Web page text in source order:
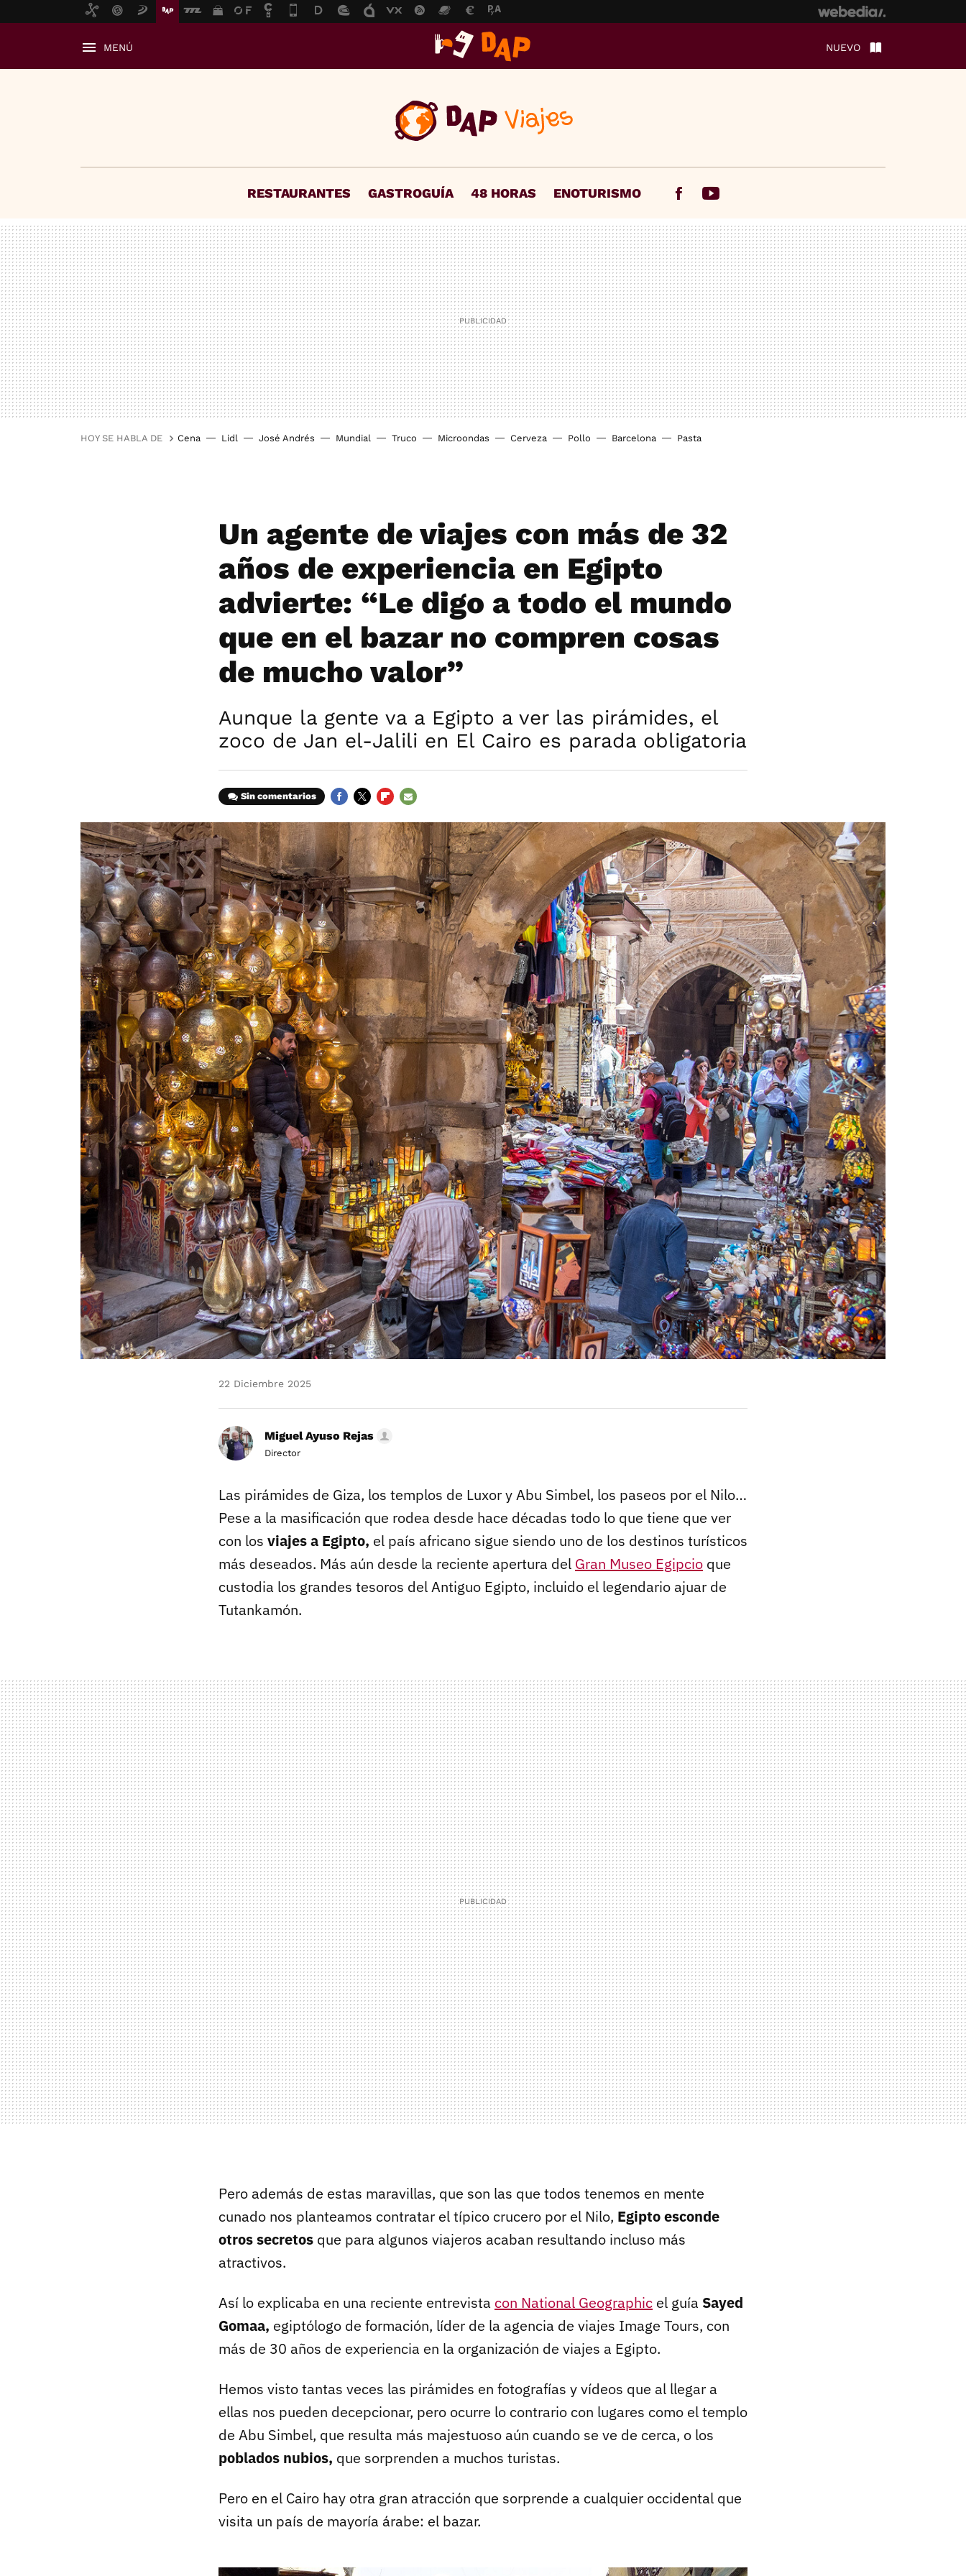
MENÚ NUEVO
RESTAURANTES GASTROGUÍA 48 HORAS ENOTURISMO FacebookYoutube
HOY SE HABLA DE Cena Lidl José Andrés Mundial Truco Microondas Cerveza Pollo Barcelona Pasta
Un agente de viajes con más de 32
años de experiencia en Egipto
advierte: “Le digo a todo el mundo
que en el bazar no compren cosas
de mucho valor”
Aunque la gente va a Egipto a ver las pirámides, el
zoco de Jan el-Jalili en El Cairo es parada obligatoria
Sin comentarios
MAIL
22 Diciembre 2025
Miguel Ayuso Rejas
Director
Las pirámides de Giza, los templos de Luxor y Abu Simbel, los paseos por el Nilo…
Pese a la masificación que rodea desde hace décadas todo lo que tiene que ver
con los viajes a Egipto, el país africano sigue siendo uno de los destinos turísticos
más deseados. Más aún desde la reciente apertura del Gran Museo Egipcio que
custodia los grandes tesoros del Antiguo Egipto, incluido el legendario ajuar de
Tutankamón.
Pero además de estas maravillas, que son las que todos tenemos en mente
cunado nos planteamos contratar el típico crucero por el Nilo, Egipto esconde
otros secretos que para algunos viajeros acaban resultando incluso más
atractivos.
Así lo explicaba en una reciente entrevista con National Geographic el guía Sayed
Gomaa, egiptólogo de formación, líder de la agencia de viajes Image Tours, con
más de 30 años de experiencia en la organización de viajes a Egipto.
Hemos visto tantas veces las pirámides en fotografías y vídeos que al llegar a
ellas nos pueden decepcionar, pero ocurre lo contrario con lugares como el templo
de Abu Simbel, que resulta más majestuoso aún cuando se ve de cerca, o los
poblados nubios, que sorprenden a muchos turistas.
Pero en el Cairo hay otra gran atracción que sorprende a cualquier occidental que
visita un país de mayoría árabe: el bazar.